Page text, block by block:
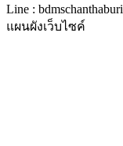
Line : bdmschanthaburi
แผนผังเว็บไซค์